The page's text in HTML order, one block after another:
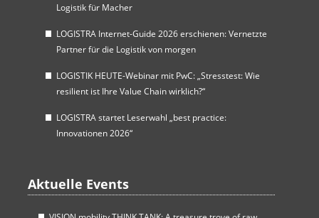
Logistik für Macher
LOGISTRA Internet-Guide 2026 erschienen: Vernetzte
Partner für die Logistik von morgen
LOGISTIK HEUTE-Webinar mit PwC: „Stresstest: Wie
resilient ist Ihre Value Chain wirklich?“
LOGISTRA startet Leserwahl „best practice:
Innovationen 2026“
Aktuelle Events